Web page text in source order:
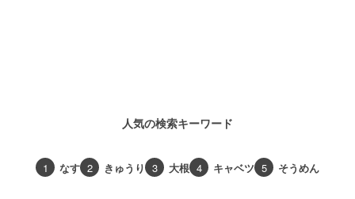
人気の検索キーワード
1 なす 2 きゅうり 3 大根 4 キャベツ 5 そうめん